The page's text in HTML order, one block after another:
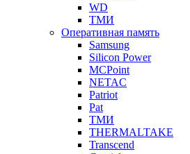
WD
ТМИ
Оперативная память
Samsung
Silicon Power
MCPoint
NETAC
Patriot
Pat
ТМИ
THERMALTAKE
Transcend